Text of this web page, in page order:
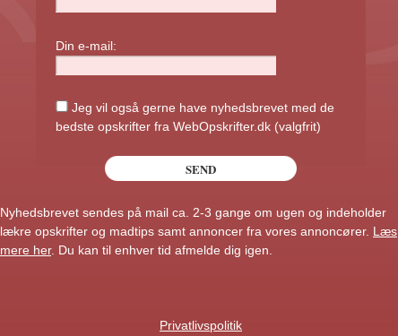
Din e-mail:
Jeg vil også gerne have nyhedsbrevet med de
bedste opskrifter fra WebOpskrifter.dk (valgfrit)
Nyhedsbrevet sendes på mail ca. 2-3 gange om ugen og indeholder
lækre opskrifter og madtips samt annoncer fra vores annoncører. Læs
mere her. Du kan til enhver tid afmelde dig igen.
Privatlivspolitik